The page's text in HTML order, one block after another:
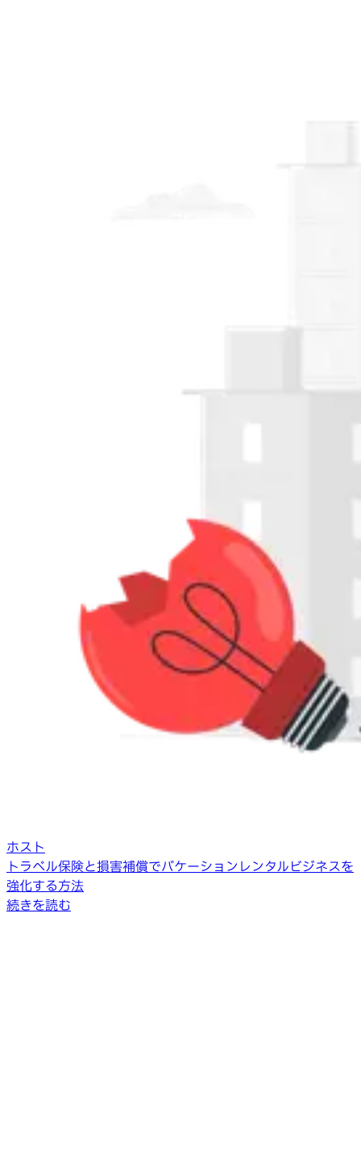
ホスト
トラベル保険と損害補償でバケーションレンタルビジネスを
強化する方法
続きを読む